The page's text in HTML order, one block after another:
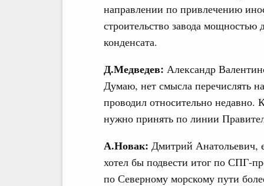
направлении по привлечению
строительство завода
конденсата.
Д.Медведев: Александр
Думаю, нет смысла перечислять
проводил относительно
нужно принять по линии
А.Новак: Дмитрий Анатольевич,
хотел бы подвести итог по СПГ-
по Северному морскому пути